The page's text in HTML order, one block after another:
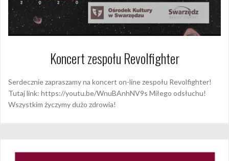
Koncert zespołu Revolfighter
Serdecznie zapraszamy na koncert on-line zespołu Revolfighter!
Tutaj link: https://youtu.be/WnuBAnhNV9s Miłego odsłuchu!
Wszystkim życzymy dużo zdrowia!